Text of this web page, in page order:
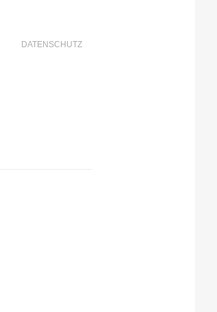
DATENSCHUTZ